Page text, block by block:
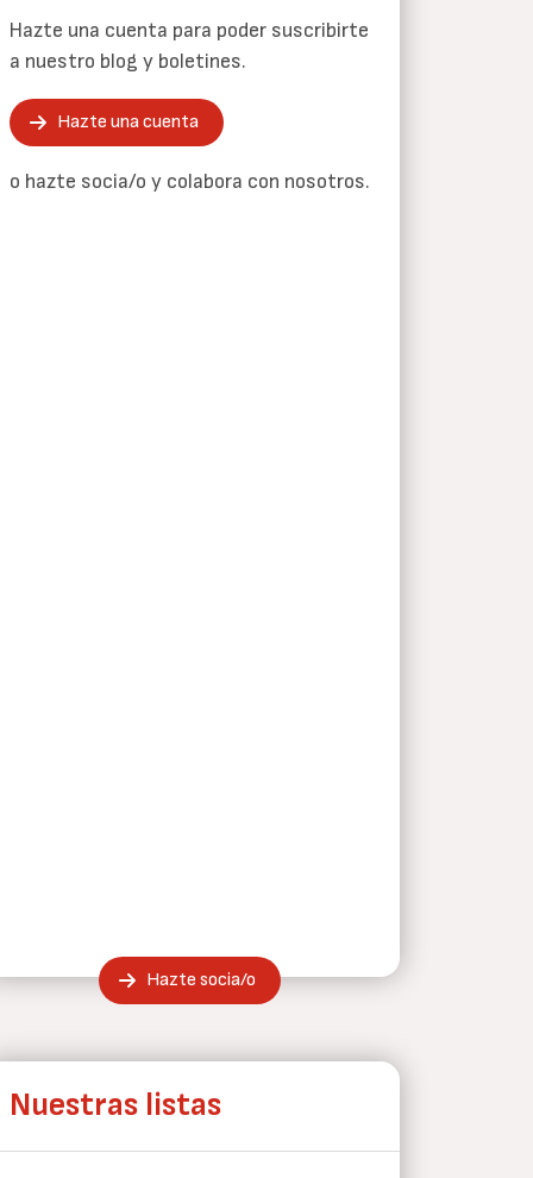
Hazte una cuenta para poder suscribirte
a nuestro blog y boletines.
Hazte una cuenta
o hazte socia/o y colabora con nosotros.
Hazte socia/o
Nuestras listas